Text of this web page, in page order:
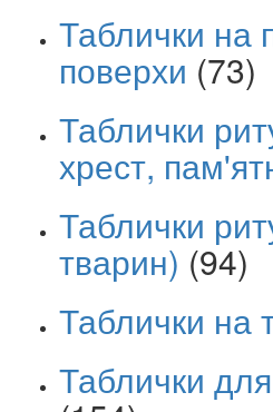
Таблички на
поверхи (73)
Таблички
хрест,
Таблички
тварин) (94)
Таблички на
Таблички